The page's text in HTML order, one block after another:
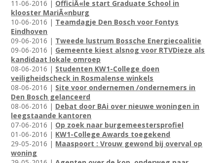
11-06-2016 | OfficiÃ«le start Graduate School in
klooster MariÃ«nburg
10-06-2016 | Teamdagje Den Bosch voor Fontys
Eindhoven
09-06-2016 | Tweede lustrum Bossche Energiecoalitie
09-06-2016 | Gemeente kiest alsnog voor RTVDieze als
kandidaat lokale omroep
08-06-2016 | Studenten KW1-College doen
veiligheidscheck in Rosmalense winkels
08-06-2016 | Site voor ondernemen /ondernemers in
Den Bosch gelanceerd
08-06-2016 | Debat door BAi over nieuwe woningen in
leegstaande kantoren
07-06-2016 | Op zoek naar burgemeestersprofiel
01-06-2016 | KW1-College Awards toegekend
29-05-2016 | Maaspoort : Vrouw gewond bij overval op
woning